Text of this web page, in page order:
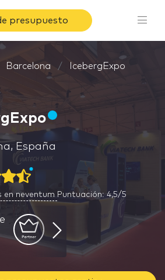
presupuesto
Barcelona IcebergExpo
España
en neventum Puntuación: 4,5/5